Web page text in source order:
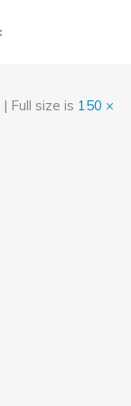
| Full size is 150 ×